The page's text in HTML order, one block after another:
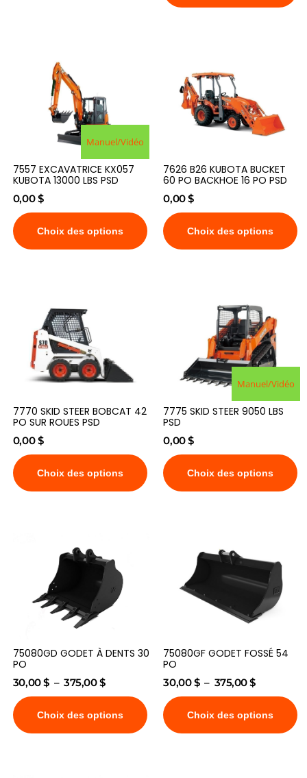
Manuel/Vidéo
7557 EXCAVATRICE KX057
KUBOTA 13000 LBS PSD
0,00$
Choix des options
7626 B26 KUBOTA BUCKET
60 PO BACKHOE 16 PO PSD
0,00$
Choix des options
7770 SKID STEER BOBCAT 42
PO SUR ROUES PSD
0,00$
Choix des options
Manuel/Vidéo
7775 SKID STEER 9050 LBS
PSD
0,00$
Choix des options
75080GD GODET À DENTS 30
PO
30,00$ – 375,00$
Choix des options
75080GF GODET FOSSÉ 54
PO
30,00$ – 375,00$
Choix des options